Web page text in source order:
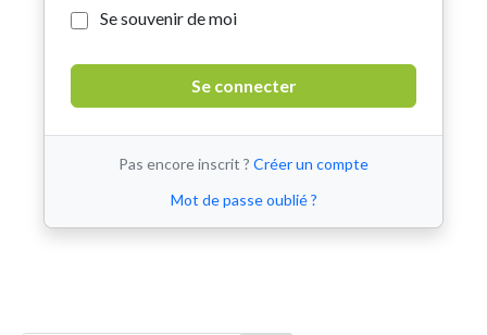
Se souvenir de moi
Pas encore inscrit ? Créer un compte
Mot de passe oublié ?